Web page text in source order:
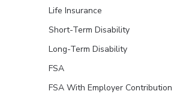
Life Insurance
Short-Term Disability
Long-Term Disability
FSA
FSA With Employer Contribution